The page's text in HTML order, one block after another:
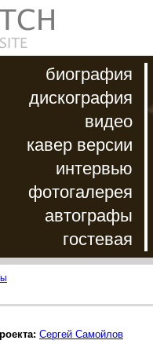
биография
дискография
видео
кавер версии
интервью
фотогалерея
автографы
гостевая
Сергей Самойлов